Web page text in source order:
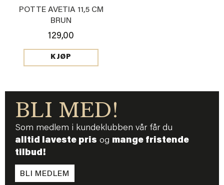
POTTE AVETIA 11,5 CM
BRUN
129,00
KJØP
BLI MED!
Som medlem i kundeklubben vår får du
alltid laveste pris og mange fristende
tilbud!
BLI MEDLEM